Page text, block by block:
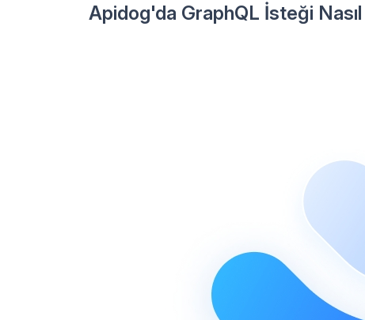
Apidog'da GraphQL İsteği Nasıl